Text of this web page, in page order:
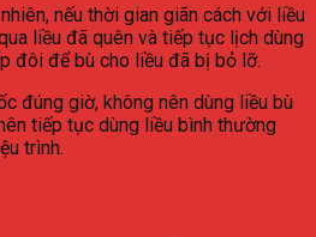
nếu thời gian giãn cách với liều
liều đã quên và tiếp tục lịch dùng
đôi để bù cho liều đã bị bỏ lỡ.
đúng giờ, không nên dùng liều bù
tiếp tục dùng liều bình thường
trình.